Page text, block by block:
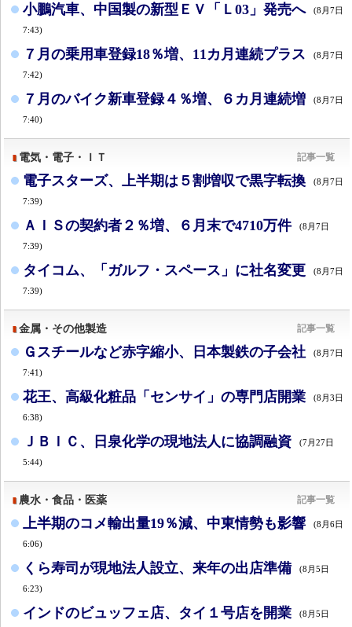
小鵬汽車、中国製の新型ＥＶ「Ｌ03」発売へ (8月7日
7:43)
７月の乗用車登録18％増、11カ月連続プラス (8月7日
7:42)
７月のバイク新車登録４％増、６カ月連続増 (8月7日
7:40)
電気・電子・ＩＴ 記事一覧
電子スターズ、上半期は５割増収で黒字転換 (8月7日
7:39)
ＡＩＳの契約者２％増、６月末で4710万件 (8月7日
7:39)
タイコム、「ガルフ・スペース」に社名変更 (8月7日
7:39)
金属・その他製造 記事一覧
Ｇスチールなど赤字縮小、日本製鉄の子会社 (8月7日
7:41)
花王、高級化粧品「センサイ」の専門店開業 (8月3日
6:38)
ＪＢＩＣ、日泉化学の現地法人に協調融資 (7月27日
5:44)
農水・食品・医薬 記事一覧
上半期のコメ輸出量19％減、中東情勢も影響 (8月6日
6:06)
くら寿司が現地法人設立、来年の出店準備 (8月5日
6:23)
インドのビュッフェ店、タイ１号店を開業 (8月5日